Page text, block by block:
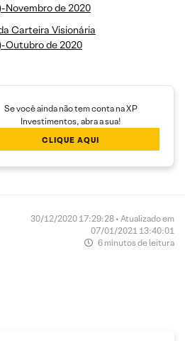
Novembro de 2020
Carteira Visionária
Outubro de 2020
Se você ainda não tem conta na XP
Investimentos, abra a sua!
CLIQUE AQUI
30/12/2020 17:29:28 • Atualizado em
07/01/2021 13:40:01
6 minutos de leitura